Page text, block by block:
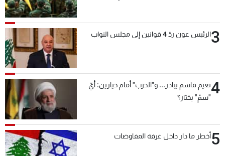
3الرئيس عون ردّ 4 قوانين إلى مجلس النواب
4نعيم قاسم يبادر... و"الحزب" أمام خيارين: أيّ
"سمّ" يختار؟
5أخطر ما دار داخل غرفة المفاوضات